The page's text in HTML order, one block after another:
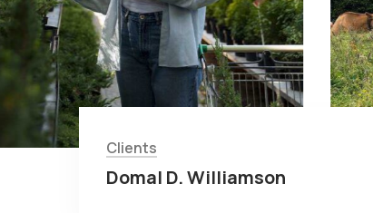
Clients
Domal D. Williamson